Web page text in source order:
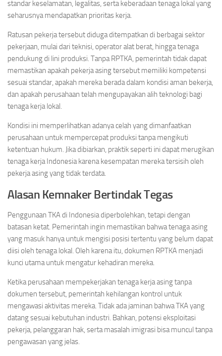
standar keselamatan, legalitas, serta keberadaan tenaga lokal yang
seharusnya mendapatkan prioritas kerja.
Ratusan pekerja tersebut diduga ditempatkan di berbagai sektor
pekerjaan, mulai dari teknisi, operator alat berat, hingga tenaga
pendukung di lini produksi. Tanpa RPTKA, pemerintah tidak dapat
memastikan apakah pekerja asing tersebut memiliki kompetensi
sesuai standar, apakah mereka berada dalam kondisi aman bekerja,
dan apakah perusahaan telah mengupayakan alih teknologi bagi
tenaga kerja lokal.
Kondisi ini memperlihatkan adanya celah yang dimanfaatkan
perusahaan untuk mempercepat produksi tanpa mengikuti
ketentuan hukum. Jika dibiarkan, praktik seperti ini dapat merugikan
tenaga kerja Indonesia karena kesempatan mereka tersisih oleh
pekerja asing yang tidak terdata.
Alasan Kemnaker Bertindak Tegas
Penggunaan TKA di Indonesia diperbolehkan, tetapi dengan
batasan ketat. Pemerintah ingin memastikan bahwa tenaga asing
yang masuk hanya untuk mengisi posisi tertentu yang belum dapat
diisi oleh tenaga lokal. Oleh karena itu, dokumen RPTKA menjadi
kunci utama untuk mengatur kehadiran mereka.
Ketika perusahaan mempekerjakan tenaga kerja asing tanpa
dokumen tersebut, pemerintah kehilangan kontrol untuk
mengawasi aktivitas mereka. Tidak ada jaminan bahwa TKA yang
datang sesuai kebutuhan industri. Bahkan, potensi eksploitasi
pekerja, pelanggaran hak, serta masalah imigrasi bisa muncul tanpa
pengawasan yang jelas.